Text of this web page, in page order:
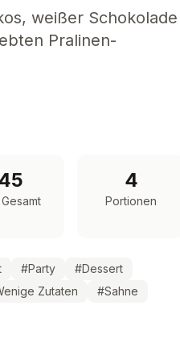
weißer Schokolade
Pralinen-
4
Portionen
#Party #Dessert
Zutaten #Sahne